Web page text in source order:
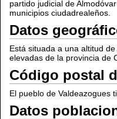
partido judicial de
municipios ciudadrealeños.
Datos
Está situada a una altitud
elevadas de la provincia de
Código postal
El pueblo de Valdeazogues
Datos